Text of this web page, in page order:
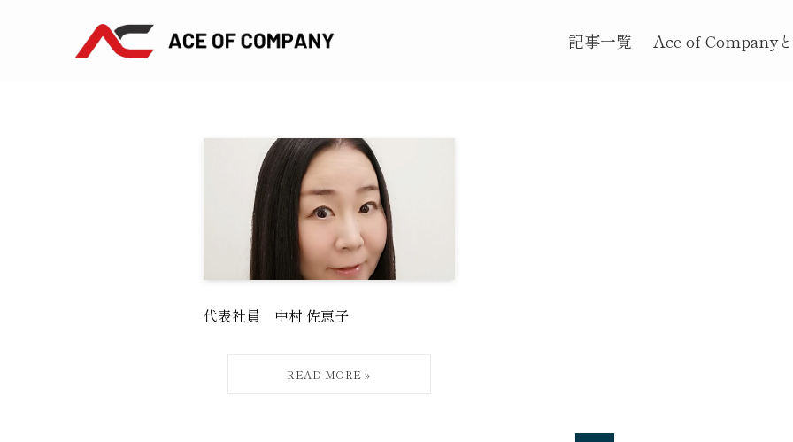
記事一覧 Ace of Company
代表社員 中村 佐恵子